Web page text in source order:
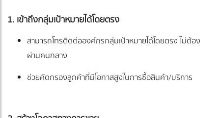
1. เข้าถึงกลุ่มเป้าหมายได้โดยตรง
สามารถโทรติดต่อองค์กรกลุ่มเป้าหมายได้โดยตรง ไม่ต้อง
ผ่านคนกลาง
ช่วยคัดกรองลูกค้าที่มีโอกาสสูงในการซื้อสินค้า/บริการ